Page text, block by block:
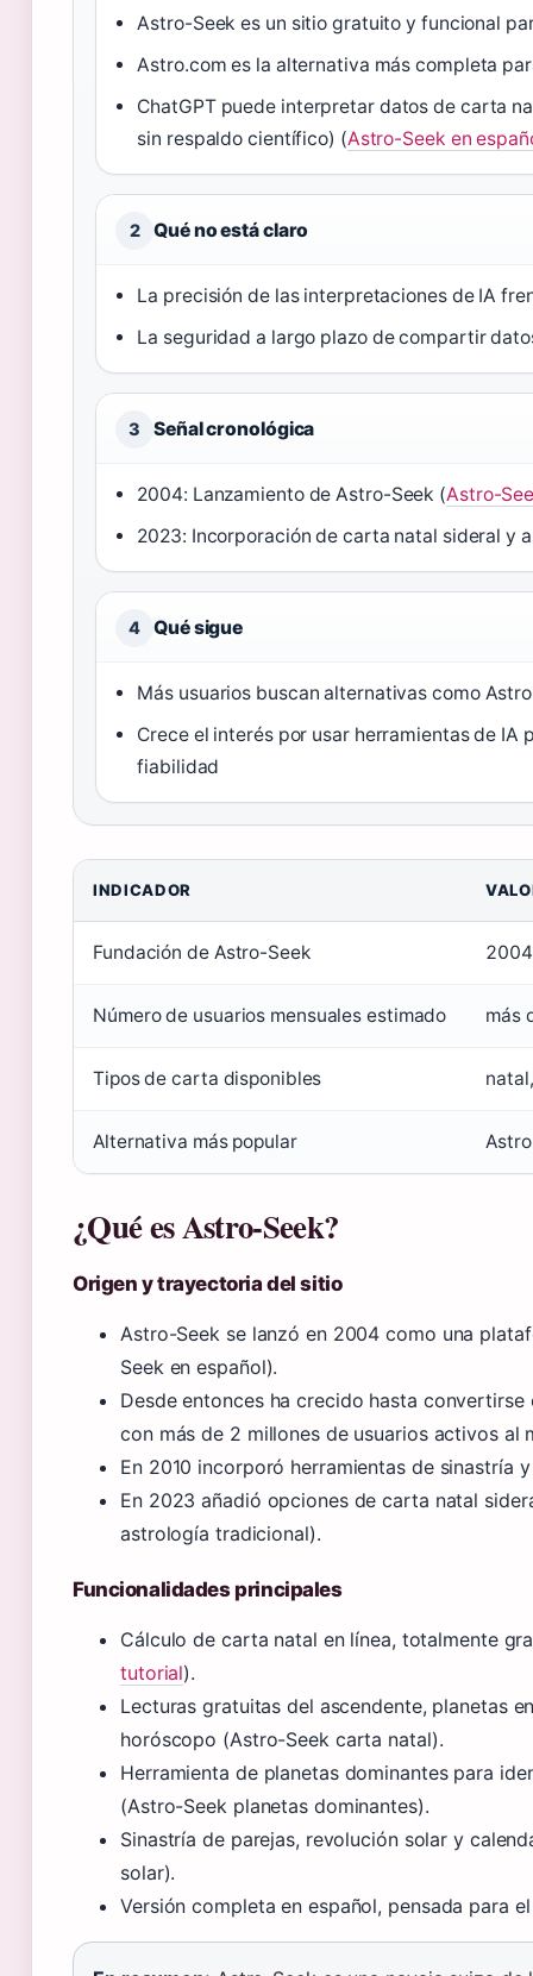
Astro-Seek es un sitio gratuito y funcional
Astro.com es la alternativa más completa
ChatGPT puede interpretar datos de carta
sin respaldo científico) (Astro-Seek en
2 Qué no está claro
La precisión de las interpretaciones de IA
La seguridad a largo plazo de compartir
3 Señal cronológica
2004: Lanzamiento de Astro-Seek (Astro-
2023: Incorporación de carta natal sideral y
4 Qué sigue
Más usuarios buscan alternativas como
Crece el interés por usar herramientas de
fiabilidad
Datos clave de Astro-Seek
INDICADOR
Fundación de Astro-Seek 2004
Número de usuarios mensuales estimado más
Tipos de carta disponibles
Alternativa más popular
¿Qué es Astro-Seek?
Origen y trayectoria del sitio
Astro-Seek se lanzó en 2004 como una
Seek en español).
Desde entonces ha crecido hasta
con más de 2 millones de usuarios activos al
En 2010 incorporó herramientas de sinastría
En 2023 añadió opciones de carta natal
astrología tradicional).
Funcionalidades principales
Cálculo de carta natal en línea, totalmente
tutorial).
Lecturas gratuitas del ascendente, planetas
horóscopo (Astro-Seek carta natal).
Herramienta de planetas dominantes para
(Astro-Seek planetas dominantes).
Sinastría de parejas, revolución solar y
solar).
Versión completa en español, pensada para